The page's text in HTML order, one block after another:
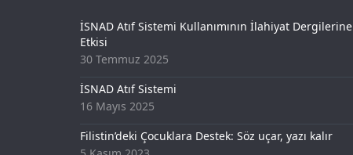
İSNAD Atıf Sistemi Kullanımının İlahiyat Dergilerine
Etkisi
30 Temmuz 2025
İSNAD Atıf Sistemi
16 Mayıs 2025
Filistin’deki Çocuklara Destek: Söz uçar, yazı kalır